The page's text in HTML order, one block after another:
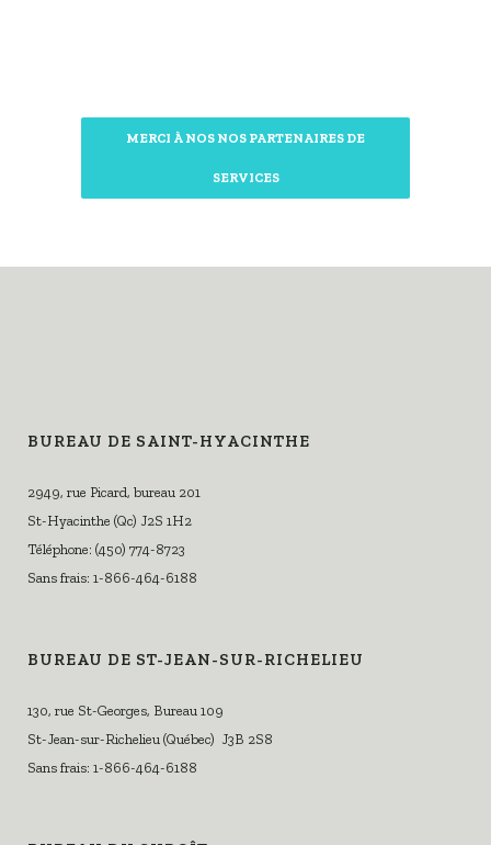
MERCI À NOS NOS PARTENAIRES DE
SERVICES
BUREAU DE SAINT-HYACINTHE
2949, rue Picard, bureau 201
St-Hyacinthe (Qc) J2S 1H2
Téléphone: (450) 774-8723
Sans frais: 1-866-464-6188
BUREAU DE ST-JEAN-SUR-RICHELIEU
130, rue St-Georges, Bureau 109
St-Jean-sur-Richelieu (Québec) J3B 2S8
Sans frais: 1-866-464-6188